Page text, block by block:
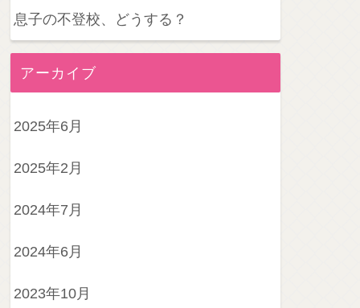
息子の不登校、どうする？
アーカイブ
2025年6月
2025年2月
2024年7月
2024年6月
2023年10月